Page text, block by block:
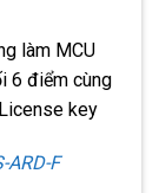
làm MCU
6 điểm cùng
key
ARD-F